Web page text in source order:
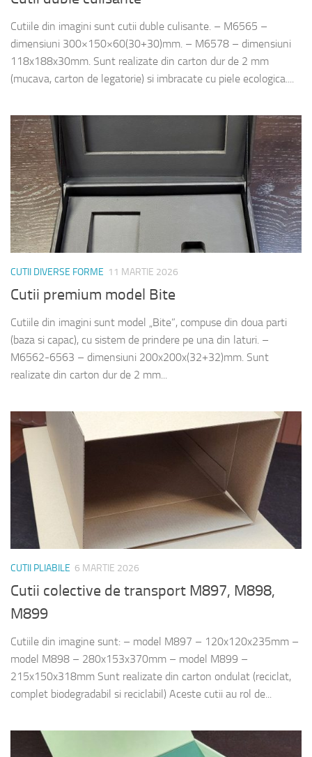
Cutiile din imagini sunt cutii duble culisante. – M6565 –
dimensiuni 300×150×60(30+30)mm. – M6578 – dimensiuni
118x188x30mm. Sunt realizate din carton dur de 2 mm
(mucava, carton de legatorie) si imbracate cu piele ecologica....
CUTII DIVERSE FORME 11 MARTIE 2026
Cutii premium model Bite
Cutiile din imagini sunt model „Bite”, compuse din doua parti
(baza si capac), cu sistem de prindere pe una din laturi. –
M6562-6563 – dimensiuni 200x200x(32+32)mm. Sunt
realizate din carton dur de 2 mm...
CUTII PLIABILE 6 MARTIE 2026
Cutii colective de transport M897, M898,
M899
Cutiile din imagine sunt: – model M897 – 120x120x235mm –
model M898 – 280x153x370mm – model M899 –
215x150x318mm Sunt realizate din carton ondulat (reciclat,
complet biodegradabil si reciclabil) Aceste cutii au rol de...